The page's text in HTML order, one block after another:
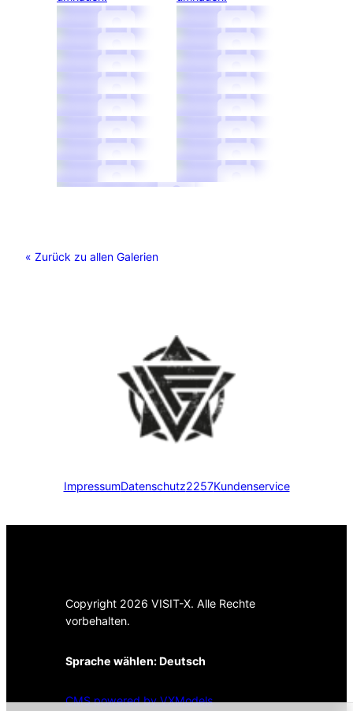
« Zurück zu allen Galerien
ImpressumDatenschutz2257Kundenservice
Copyright 2026 VISIT-X. Alle Rechte
vorbehalten.
Sprache wählen:Deutsch
CMS powered by VXModels